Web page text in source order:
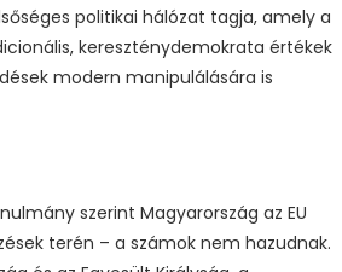
politikai hálózat tagja, amely a
kereszténydemokrata értékek
modern manipulálására is
szerint Magyarország az EU
terén – a számok nem hazudnak.